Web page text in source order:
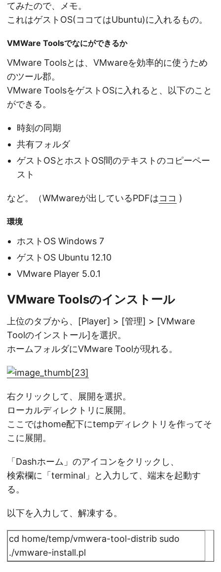
てみたので、メモ。
これはゲストOS(ココてはUbuntu)に入れるもの。
VMWare Toolsでなにができるか
VMware Toolsとは、VMwareを効率的に使うため
のツール郡。
VMware ToolsをゲストOSに入れると、以下のこと
ができる。
時刻の同期
共有フォルダ
ゲストOSとホストOS間のテキストのコピーペー
スト
など。（WMwareが出しているPDFはココ )
環境
ホストOS Windows 7
ゲストOS Ubuntu 12.10
VMware Player 5.0.1
VMware Toolsのインストール
上位のタブから、[Player] > [管理] > [VMware
Toolのインストール]を選択。
ホームフォルダにVMware Toolが現れる。
右クリックして、展開を選択。
ローカルディレクトリに展開。
ここではhome配下にtempディレクトリを作ってそ
こに展開。
「Dashホーム」のアイコンをクリックし、
検索欄に「terminal」と入力して、端末を起動す
る。
以下を入力して、解凍する。
cd home/temp/vmwera-tool-distrib sudo
./vmware-install.pl